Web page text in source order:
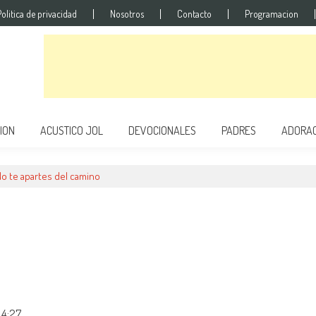
de privacidad Nosotros Contacto Programacion
ACUSTICO JOL DEVOCIONALES PADRES
te apartes del camino